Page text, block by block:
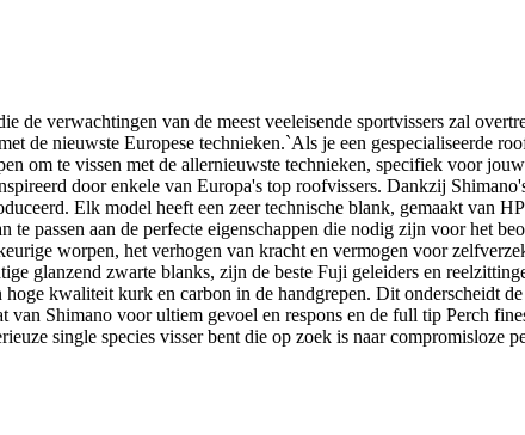
de verwachtingen van de meest veeleisende sportvissers zal
de nieuwste Europese technieken.`Als je een gespecialiseerde
om te vissen met de allernieuwste technieken, specifiek voor
door enkele van Europa's top roofvissers. Dankzij
Elk model heeft een zeer technische blank, gemaakt van
passen aan de perfecte eigenschappen die nodig zijn voor het
worpen, het verhogen van kracht en vermogen voor
glanzend zwarte blanks, zijn de beste Fuji geleiders en
kwaliteit kurk en carbon in de handgrepen. Dit onderscheidt de
Shimano voor ultiem gevoel en respons en de full tip Perch
single species visser bent die op zoek is naar compromisloze